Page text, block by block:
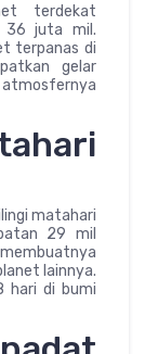
terdekat
36 juta mil.
terpanas di
gelar
atmosfernya
matahari
29 mil
lainnya.
hari di bumi